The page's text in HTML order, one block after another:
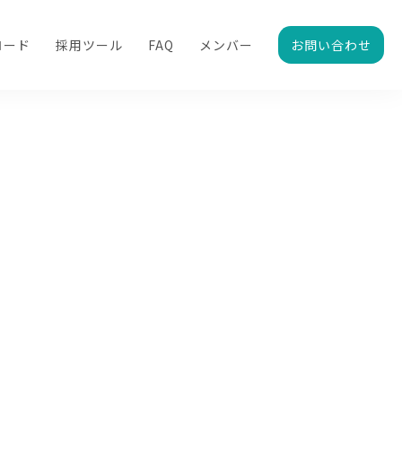
ド 採用ツール FAQ メンバー お問い合わせ